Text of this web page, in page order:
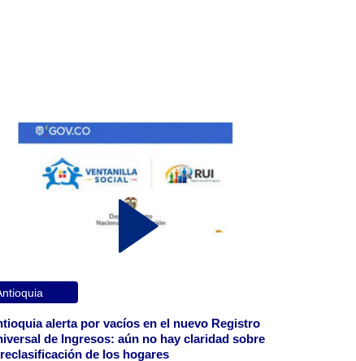
alerta por vacíos en el nuevo Registro
de Ingresos: aún no hay claridad sobre
de los hogares